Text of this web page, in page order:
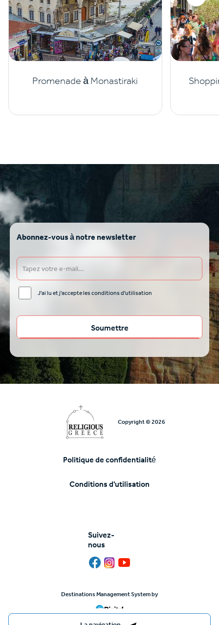
Promenade à Monastiraki
Abonnez-vous à notre newsletter
J'ai lu et j'accepte les conditions d'utilisation
Copyright © 2026
Υποσέλιδο
Politique de confidentialité
Conditions d'utilisation
Suivez-
nous
Destinations Management System by